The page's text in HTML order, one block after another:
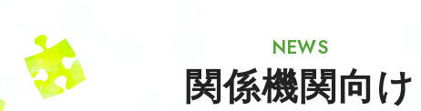
関係機関向け